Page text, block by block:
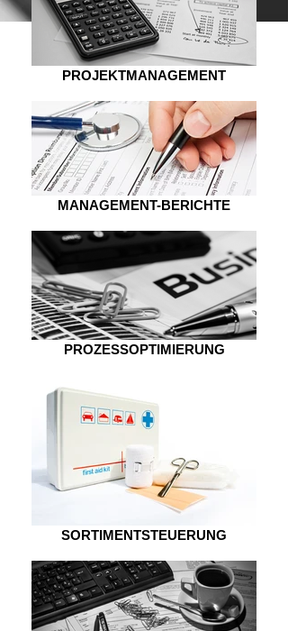
PROJEKTMANAGEMENT
MANAGEMENT-BERICHTE
PROZESSOPTIMIERUNG
SORTIMENTSTEUERUNG